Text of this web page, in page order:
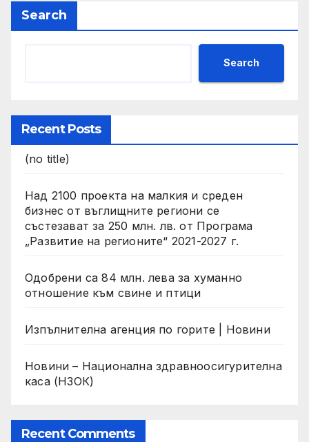
Search
Search
Recent Posts
(no title)
Над 2100 проекта на малкия и среден
бизнес от въглищните региони се
състезават за 250 млн. лв. от Програма
„Развитие на регионите“ 2021-2027 г.
Одобрени са 84 млн. лева за хуманно
отношение към свине и птици
Изпълнителна агенция по горите | Новини
Новини – Национална здравноосигурителна
каса (НЗОК)
Recent Comments